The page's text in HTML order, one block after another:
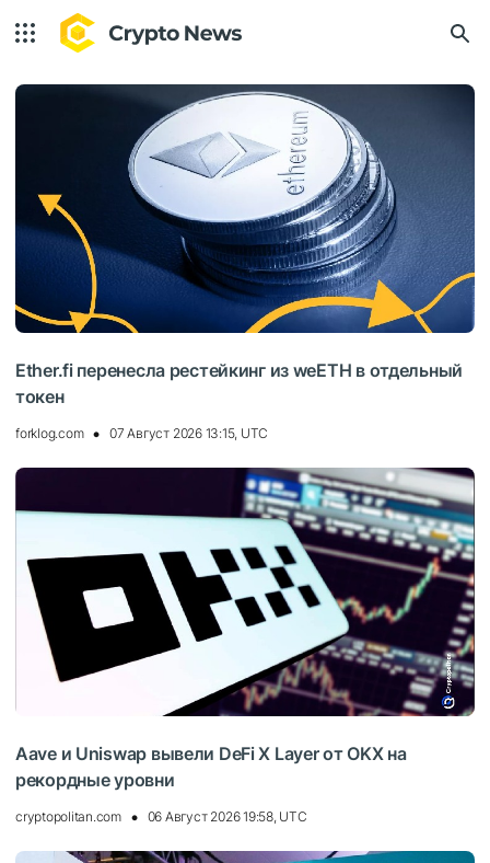
Ether.fi перенесла рестейкинг из weETH в отдельный
токен
forklog.com 07 Август 2026 13:15, UTC
Aave и Uniswap вывели DeFi X Layer от OKX на
рекордные уровни
cryptopolitan.com 06 Август 2026 19:58, UTC